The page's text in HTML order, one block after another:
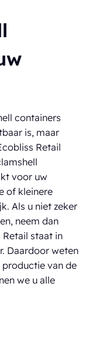
containers
is, maar
Retail
voor uw
of kleinere
Als u niet zeker
neem dan
staat in
Daardoor weten
van de
we u alle